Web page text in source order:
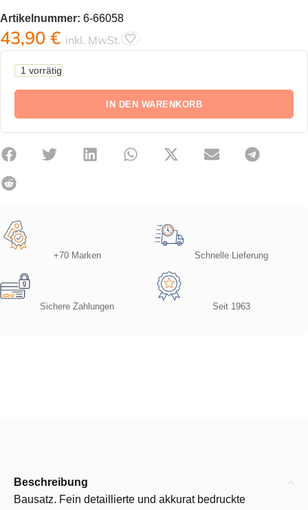
Artikelnummer: 6-66058
43,90 € inkl. MwSt.
1 vorrätig
IN DEN WARENKORB
+70 Marken Schnelle Lieferung
Sichere Zahlungen Seit 1963
Beschreibung
Bausatz. Fein detaillierte und akkurat bedruckte